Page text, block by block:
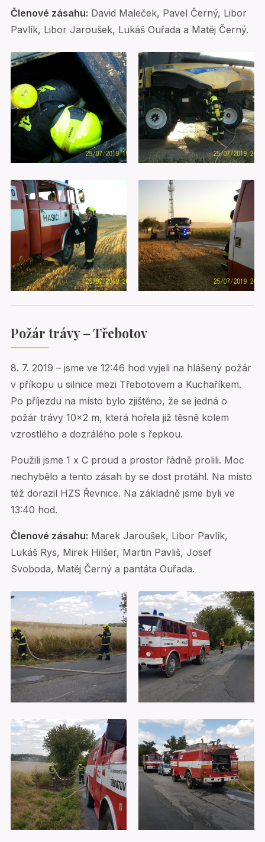
Členové zásahu: David Maleček, Pavel Černý, Libor
Pavlík, Libor Jaroušek, Lukáš Ouřada a Matěj Černý.
Požár trávy – Třebotov
8. 7. 2019 – jsme ve 12:46 hod vyjeli na hlášený požár
v příkopu u silnice mezi Třebotovem a Kuchaříkem.
Po příjezdu na místo bylo zjištěno, že se jedná o
požár trávy 10×2 m, která hořela již těsně kolem
vzrostlého a dozrálého pole s řepkou.
Použili jsme 1 x C proud a prostor řádně prolili. Moc
nechybělo a tento zásah by se dost protáhl. Na místo
též dorazil HZS Řevnice. Na základně jsme byli ve
13:40 hod.
Členové zásahu: Marek Jaroušek, Libor Pavlík,
Lukáš Rys, Mirek Hilšer, Martin Pavliš, Josef
Svoboda, Matěj Černý a pantáta Ouřada.